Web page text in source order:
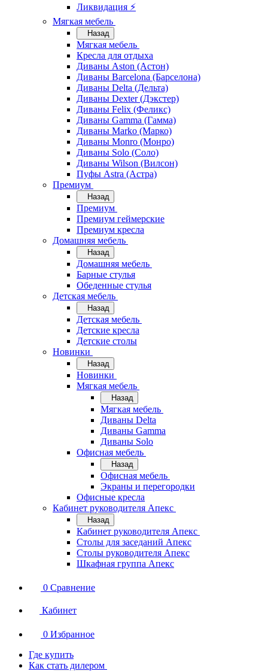
Ликвидация ⚡
Мягкая мебель
Назад
Мягкая мебель
Кресла для отдыха
Диваны Aston (Астон)
Диваны Barcelona (Барселона)
Диваны Delta (Дельта)
Диваны Dexter (Дэкстер)
Диваны Felix (Феликс)
Диваны Gamma (Гамма)
Диваны Marko (Марко)
Диваны Monro (Монро)
Диваны Solo (Соло)
Диваны Wilson (Вилсон)
Пуфы Astra (Астра)
Премиум
Назад
Премиум
Премиум геймерские
Премиум кресла
Домашняя мебель
Назад
Домашняя мебель
Барные стулья
Обеденные стулья
Детская мебель
Назад
Детская мебель
Детские кресла
Детские столы
Новинки
Назад
Новинки
Мягкая мебель
Назад
Мягкая мебель
Диваны Delta
Диваны Gamma
Диваны Solo
Офисная мебель
Назад
Офисная мебель
Экраны и перегородки
Офисные кресла
Кабинет руководителя Апекс
Назад
Кабинет руководителя Апекс
Столы для заседаний Апекс
Столы руководителя Апекс
Шкафная группа Апекс
0 Сравнение
Кабинет
0 Избранное
Где купить
Как стать дилером